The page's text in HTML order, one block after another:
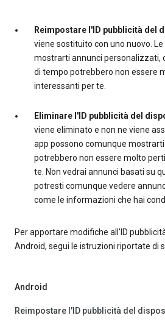
Reimpostare l'ID pubblicità del
viene sostituito con uno nuovo.
mostrarti annunci personalizzati,
di tempo potrebbero non essere
interessanti per te.
Eliminare l'ID pubblicità del
viene eliminato e non ne viene
app possono comunque
potrebbero non essere molto
te. Non vedrai annunci basati su
potresti comunque vedere
come le informazioni che hai
Per apportare modifiche all'ID
Android, segui le istruzioni riportate di
Android
Reimpostare l'ID pubblicità del